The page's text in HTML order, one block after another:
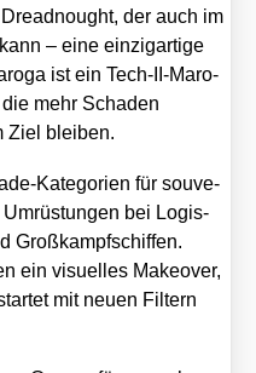
der auch im
– eine ein­zig­ar­ti­ge
ist ein Tech-II-Maro­
mehr Scha­den
Ziel blei­ben.
Kate­go­rien für sou­ve­
Umrüs­tun­gen bei Logis­
Groß­kampf­schif­fen.
ein visu­el­les Make­over,
mit neu­en Fil­tern